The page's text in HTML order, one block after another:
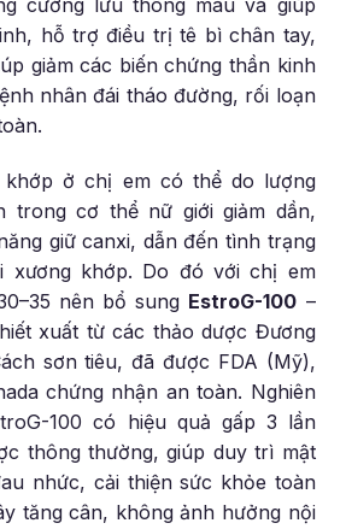
cường lưu thông máu và giúp
hỗ trợ điều trị tê bì chân tay,
giảm các biến chứng thần kinh
nhân đái tháo đường, rối loạn
ở chị em có thể do lượng
trong cơ thể nữ giới giảm dần,
giữ canxi, dẫn đến tình trạng
xương khớp. Do đó với chị em
nên bổ sung EstroG-100 –
xuất từ các thảo dược Đương
sơn tiêu, đã được FDA (Mỹ),
chứng nhận an toàn. Nghiên
100 có hiệu quả gấp 3 lần
thông thường, giúp duy trì mật
nhức, cải thiện sức khỏe toàn
tăng cân, không ảnh hưởng nội